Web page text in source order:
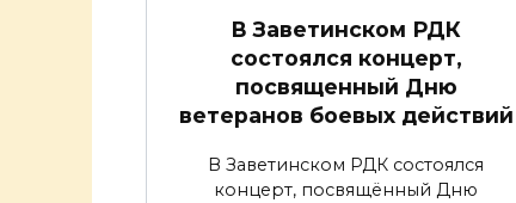
В Заветинском РДК
состоялся концерт,
посвященный Дню
ветеранов боевых действий
В Заветинском РДК состоялся
концерт, посвящённый Дню